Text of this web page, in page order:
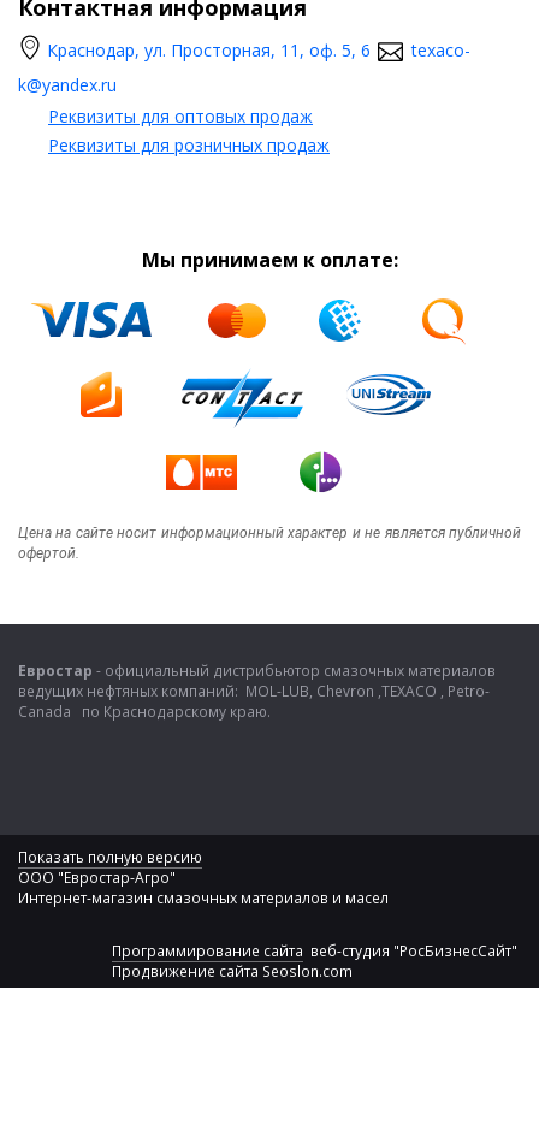
Контактная информация
Краснодар, ул. Просторная, 11, оф. 5, 6
texaco-
k@yandex.ru
Реквизиты для оптовых продаж
Реквизиты для розничных продаж
Мы принимаем к оплате:
Цена на сайте носит информационный характер и не является публичной
офертой.
Евростар - официальный дистрибьютор смазочных материалов
ведущих нефтяных компаний: MOL-LUB, Chevron ,TEXACO , Petro-
Canada по Краснодарскому краю.
Показать полную версию
ООО "Евростар-Агро"
Интернет-магазин смазочных материалов и масел
Программирование сайта веб-студия "РосБизнесСайт"
Продвижение сайта Seoslon.com